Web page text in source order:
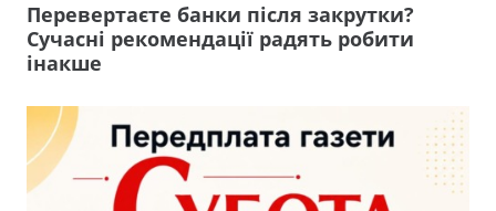
Перевертаєте банки після закрутки?
Сучасні рекомендації радять робити
інакше